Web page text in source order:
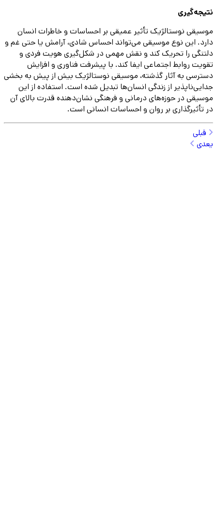
نتیجه‌گیری
موسیقی نوستالژیک تأثیر عمیقی بر احساسات و خاطرات انسان
دارد. این نوع موسیقی می‌تواند احساس شادی، آرامش یا حتی غم و
دلتنگی را تحریک کند و نقش مهمی در شکل‌گیری هویت فردی و
تقویت روابط اجتماعی ایفا کند. با پیشرفت فناوری و افزایش
دسترسی به آثار گذشته، موسیقی نوستالژیک بیش از پیش به بخشی
جدایی‌ناپذیر از زندگی انسان‌ها تبدیل شده است. استفاده از این
موسیقی در حوزه‌های درمانی و فرهنگی نشان‌دهنده قدرت بالای آن
در تأثیرگذاری بر روان و احساسات انسانی است.
قبلی
یعدی